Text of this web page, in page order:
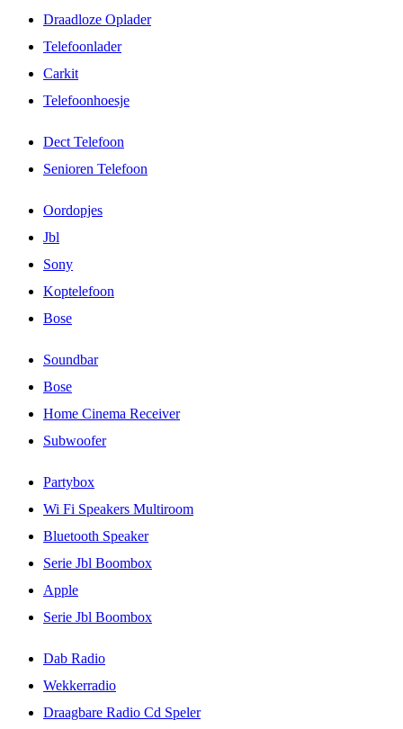
Draadloze Oplader
Telefoonlader
Carkit
Telefoonhoesje
Dect Telefoon
Senioren Telefoon
Oordopjes
Jbl
Sony
Koptelefoon
Bose
Soundbar
Bose
Home Cinema Receiver
Subwoofer
Partybox
Wi Fi Speakers Multiroom
Bluetooth Speaker
Serie Jbl Boombox
Apple
Serie Jbl Boombox
Dab Radio
Wekkerradio
Draagbare Radio Cd Speler